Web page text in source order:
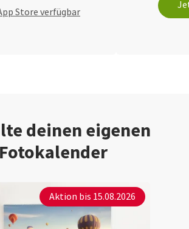
Store verfügbar
deinen eigenen
Fotokalender
Aktion bis 15.08.2026